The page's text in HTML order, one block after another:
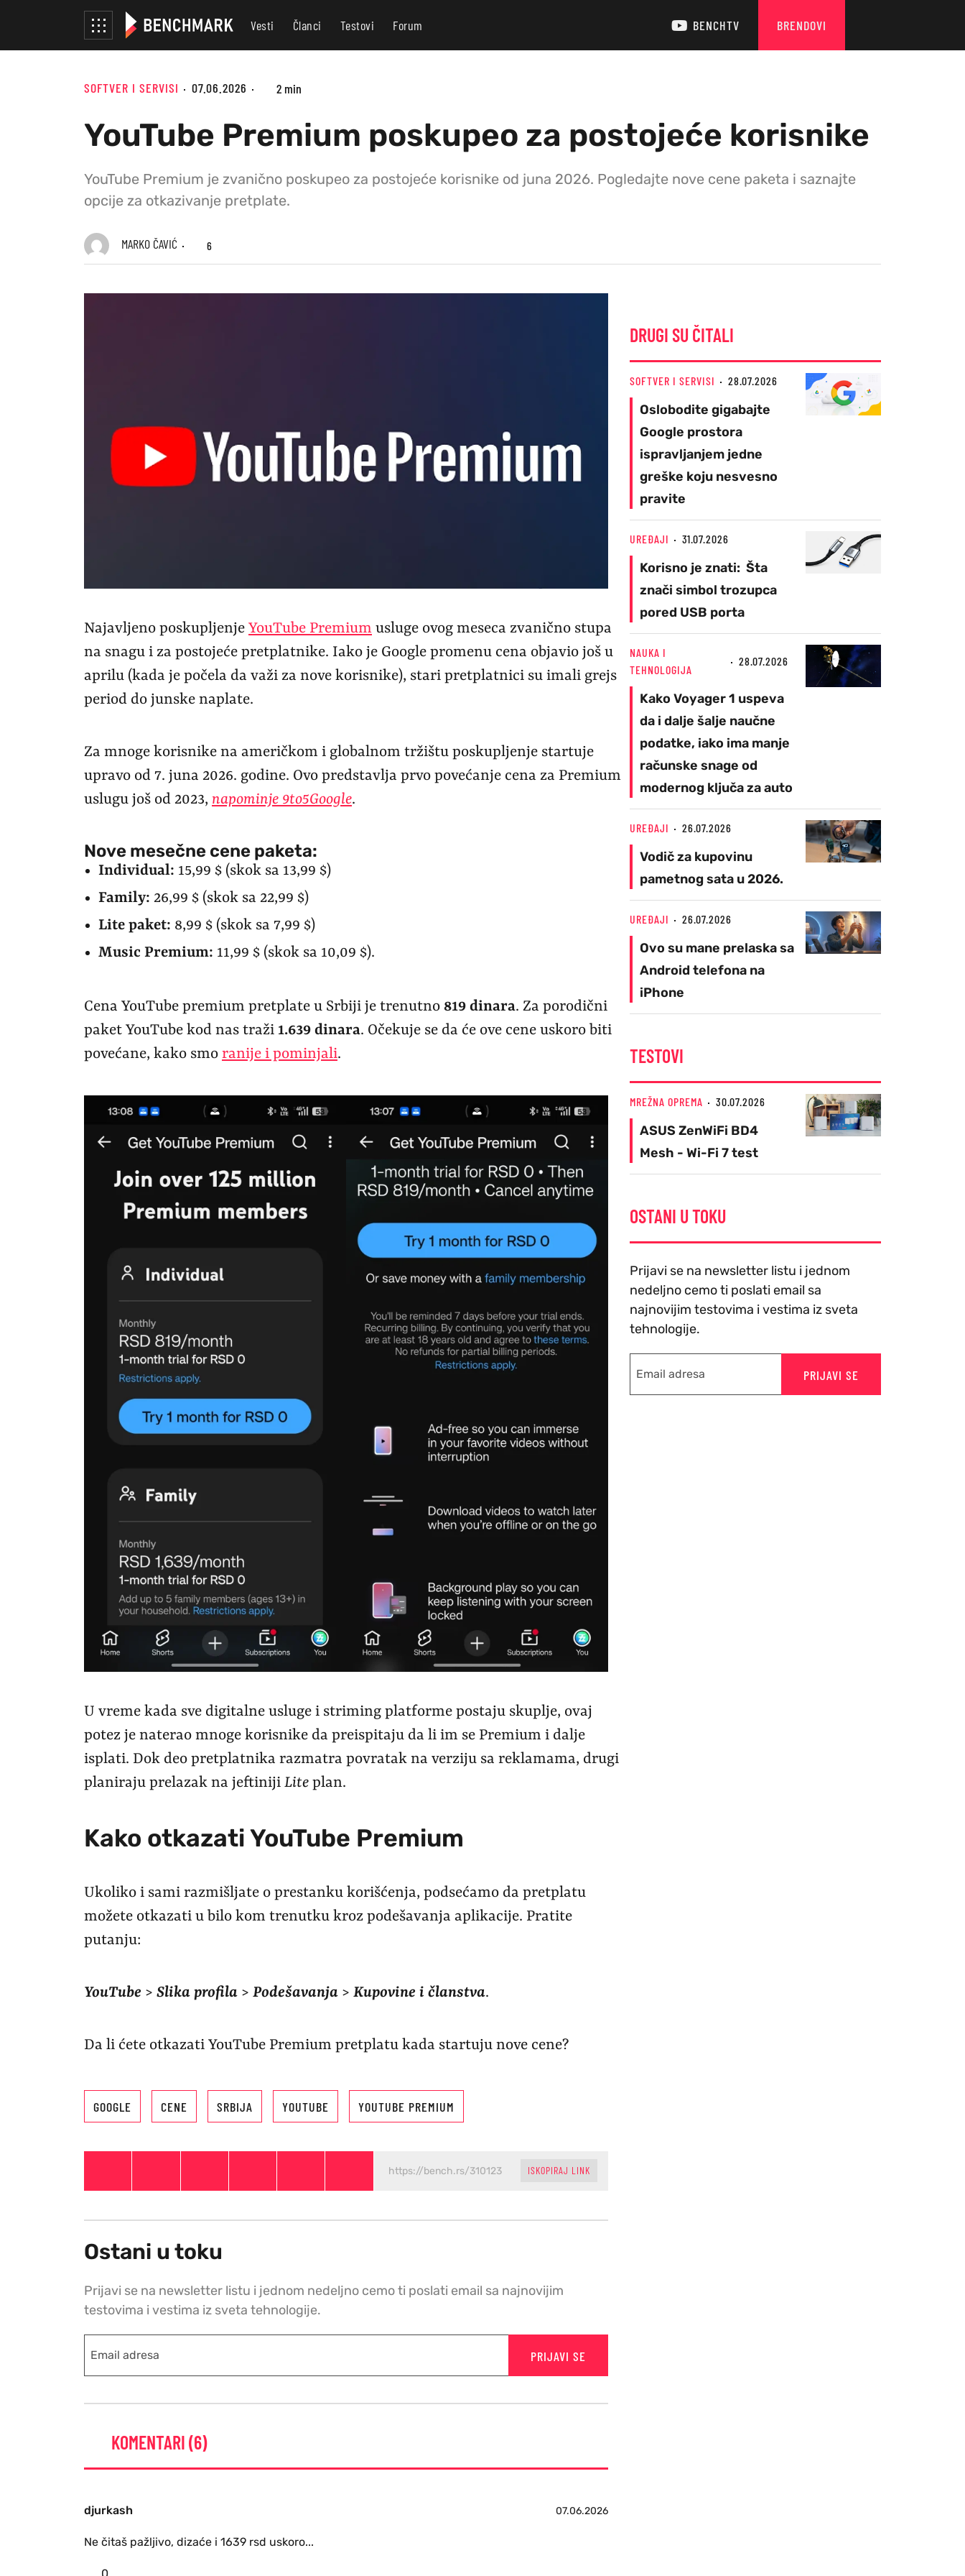
Vesti Članci Testovi Forum BENCHTV BRENDOVI
SOFTVER I SERVISI 07.06.2026 2 min
YouTube Premium poskupeo za postojeće korisnike
YouTube Premium je zvanično poskupeo za postojeće korisnike od juna 2026. Pogledajte nove cene paketa i saznajte
opcije za otkazivanje pretplate.
MARKO ČAVIĆ 6
Najavljeno poskupljenje YouTube Premium usluge ovog meseca zvanično stupa
na snagu i za postojeće pretplatnike. Iako je Google promenu cena objavio još u
aprilu (kada je počela da važi za nove korisnike), stari pretplatnici su imali grejs
period do junske naplate.
Za mnoge korisnike na američkom i globalnom tržištu poskupljenje startuje
upravo od 7. juna 2026. godine. Ovo predstavlja prvo povećanje cena za Premium
uslugu još od 2023, napominje 9to5Google.
Nove mesečne cene paketa:
Individual: 15,99 $ (skok sa 13,99 $)
Family: 26,99 $ (skok sa 22,99 $)
Lite paket: 8,99 $ (skok sa 7,99 $)
Music Premium: 11,99 $ (skok sa 10,09 $).
Cena YouTube premium pretplate u Srbiji je trenutno 819 dinara. Za porodični
paket YouTube kod nas traži 1.639 dinara. Očekuje se da će ove cene uskoro biti
povećane, kako smo ranije i pominjali.
U vreme kada sve digitalne usluge i striming platforme postaju skuplje, ovaj
potez je naterao mnoge korisnike da preispitaju da li im se Premium i dalje
isplati. Dok deo pretplatnika razmatra povratak na verziju sa reklamama, drugi
planiraju prelazak na jeftiniji Lite plan.
Kako otkazati YouTube Premium
Ukoliko i sami razmišljate o prestanku korišćenja, podsećamo da pretplatu
možete otkazati u bilo kom trenutku kroz podešavanja aplikacije. Pratite
putanju:
YouTube > Slika profila > Podešavanja > Kupovine i članstva.
Da li ćete otkazati YouTube Premium pretplatu kada startuju nove cene?
GOOGLE CENE SRBIJA YOUTUBE YOUTUBE PREMIUM
ISKOPIRAJ LINK
Ostani u toku
Prijavi se na newsletter listu i jednom nedeljno cemo ti poslati email sa najnovijim
testovima i vestima iz sveta tehnologije.
PRIJAVI SE
KOMENTARI (6)
djurkash 07.06.2026
Ne čitaš pažljivo, dizaće i 1639 rsd uskoro...
0
DRUGI SU ČITALI
SOFTVER I SERVISI 28.07.2026
Oslobodite gigabajte
Google prostora
ispravljanjem jedne
greške koju nesvesno
pravite
UREĐAJI 31.07.2026
Korisno je znati: Šta
znači simbol trozupca
pored USB porta
NAUKA I
TEHNOLOGIJA
28.07.2026
Kako Voyager 1 uspeva
da i dalje šalje naučne
podatke, iako ima manje
računske snage od
modernog ključa za auto
UREĐAJI 26.07.2026
Vodič za kupovinu
pametnog sata u 2026.
UREĐAJI 26.07.2026
Ovo su mane prelaska sa
Android telefona na
iPhone
TESTOVI
MREŽNA OPREMA 30.07.2026
ASUS ZenWiFi BD4
Mesh - Wi-Fi 7 test
OSTANI U TOKU
Prijavi se na newsletter listu i jednom
nedeljno cemo ti poslati email sa
najnovijim testovima i vestima iz sveta
tehnologije.
PRIJAVI SE